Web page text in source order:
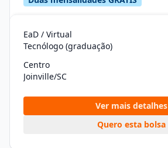
EaD / Virtual
Tecnólogo (graduação)
Centro
Joinville/SC
Ver mais detalhes
Quero esta bolsa